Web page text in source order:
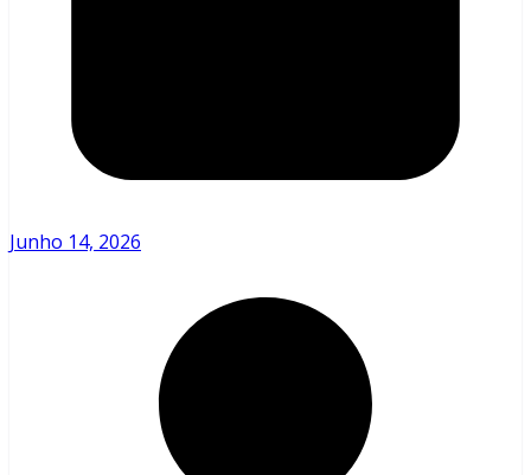
Junho 14, 2026